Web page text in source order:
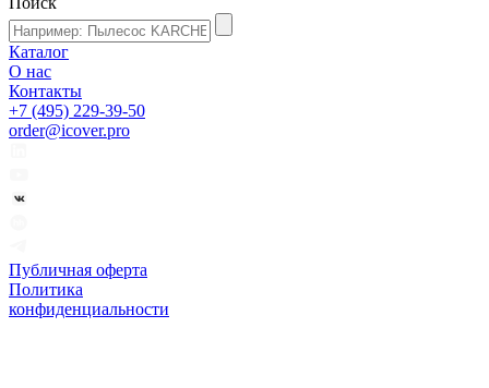
Каталог
О нас
Контакты
+7 (495) 229-39-50
order@icover.pro
Публичная оферта
Политика
конфиденциальности